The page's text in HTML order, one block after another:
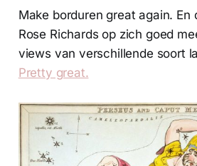
Make borduren great again. En
Rose Richards op zich goed
views van verschillende soort
Pretty great.